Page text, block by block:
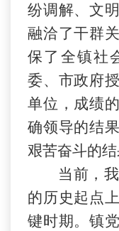
纷调解、文
融洽了干群关
保了全镇社
委、市政府
单位 ， 成绩
确领导的结
艰苦奋斗的结
当前，
的历史起点
键时期。镇